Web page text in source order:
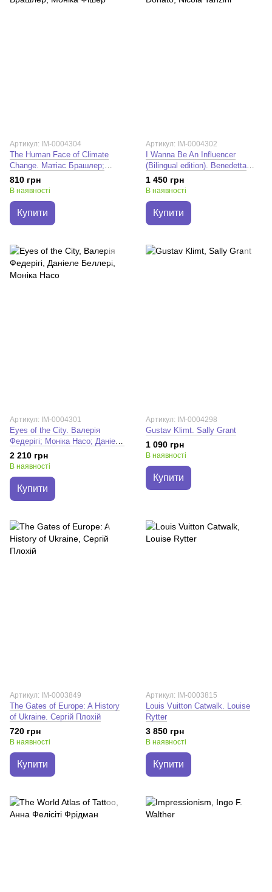
Артикул: IM-0004304
The Human Face of Climate
Change. Матіас Брашлер;
Моніка Фішер
810 грн
В наявності
Купити
Артикул: IM-0004302
I Wanna Be An Influencer
(Bilingual edition). Benedetta
Donato; Nicola Tanzini
1 450 грн
В наявності
Купити
Артикул: IM-0004301
Eyes of the City. Валерія
Федерігі; Моніка Насо; Даніеле
Беллері
2 210 грн
В наявності
Купити
Артикул: IM-0004298
Gustav Klimt. Sally Grant
1 090 грн
В наявності
Купити
Артикул: IM-0003849
The Gates of Europe: A History
of Ukraine. Сергій Плохій
720 грн
В наявності
Купити
Артикул: IM-0003815
Louis Vuitton Catwalk. Louise
Rytter
3 850 грн
В наявності
Купити